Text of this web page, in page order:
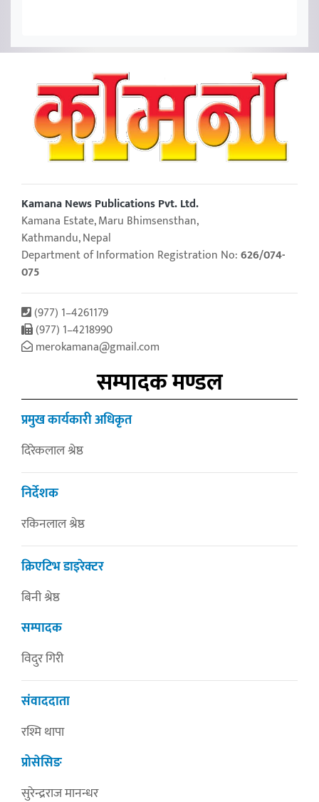
Kamana News Publications Pvt. Ltd.
Kamana Estate, Maru Bhimsensthan,
Kathmandu, Nepal
Department of Information Registration No:626/074-
075
(977) 1–4261179
(977) 1–4218990
merokamana@gmail.com
सम्पादक मण्डल
प्रमुख कार्यकारी अधिकृत
दिरेकलाल श्रेष्ठ
निर्देशक
रकिनलाल श्रेष्ठ
क्रिएटिभ डाइरेक्टर
बिनी श्रेष्ठ
सम्पादक
विदुर गिरी
संवाददाता
रश्मि थापा
प्रोसेसिङ
सुरेन्द्रराज मानन्धर